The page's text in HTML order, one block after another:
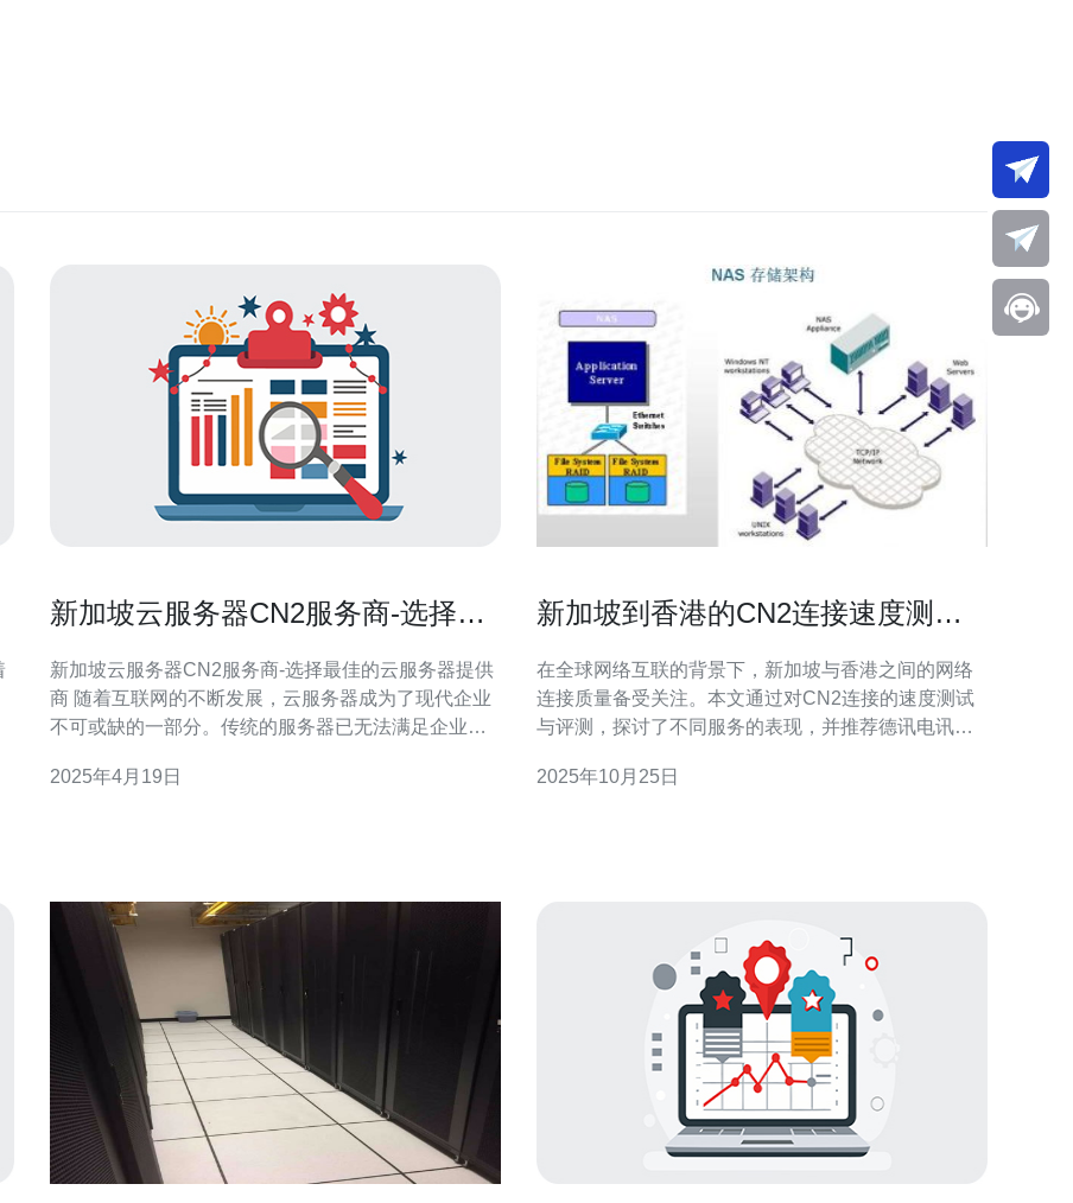
新加坡云服务器CN2服务商-选择最
新加坡云服务器CN2服务商-选择最佳的云服务器提供
商 随着互联网的不断发展，云服务器成为了现代企业
不可或缺的一部分。传统的服务器已无法满足企业的
安全性。为了确保正常运营和数据的安全性，选择一
2025年4月19日
新加坡到香港的CN2连接速度测试
在全球网络互联的背景下，新加坡与香港之间的网络
连接质量备受关注。本文通过对CN2连接的速度测试
与评测，探讨了不同服务的表现，并推荐德讯电讯作
中国电信推出的高品质网络连接，旨在提供更低延迟
2025年10月25日